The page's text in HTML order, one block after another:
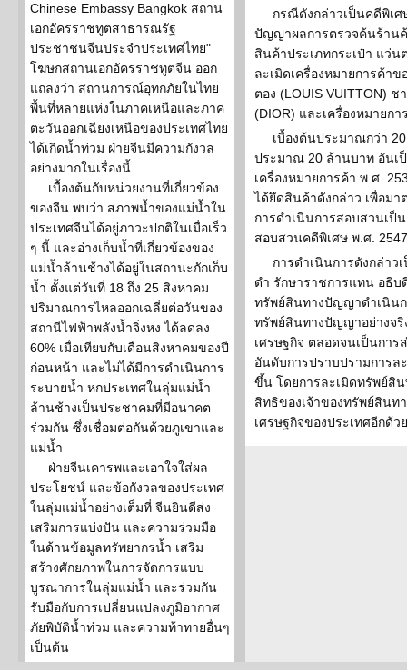
Chinese Embassy Bangkok สถาน
เอกอัครราชทูตสาธารณรัฐ
ประชาชนจีนประจำประเทศไทย"
โฆษกสถานเอกอัครราชทูตจีน ออก
แถลงว่า สถานการณ์อุทกภัยในไทย
พื้นที่หลายแห่งในภาคเหนือและภาค
ตะวันออกเฉียงเหนือของประเทศไทย
ได้เกิดน้ำท่วม ฝ่ายจีนมีความกังวล
อย่างมากในเรื่องนี้
เบื้องต้นกับหน่วยงานที่เกี่ยวข้อง
ของจีน พบว่า สภาพน้ำของแม่น้ำใน
ประเทศจีนได้อยู่ภาวะปกติในเมื่อเร็ว
ๆ นี้ และอ่างเก็บน้ำที่เกี่ยวข้องของ
แม่น้ำล้านช้างได้อยู่ในสถานะกักเก็บ
น้ำ ตั้งแต่วันที่ 18 ถึง 25 สิงหาคม
ปริมาณการไหลออกเฉลี่ยต่อวันของ
สถานีไฟฟ้าพลังน้ำจิ่งหง ได้ลดลง
60% เมื่อเทียบกับเดือนสิงหาคมของปี
ก่อนหน้า และไม่ได้มีการดำเนินการ
ระบายน้ำ หกประเทศในลุ่มแม่น้ำ
ล้านช้างเป็นประชาคมที่มีอนาคต
ร่วมกัน ซึ่งเชื่อมต่อกันด้วยภูเขาและ
แม่น้ำ
ฝ่ายจีนเคารพและเอาใจใส่ผล
ประโยชน์ และข้อกังวลของประเทศ
ในลุ่มแม่น้ำอย่างเต็มที่ จีนยินดีส่ง
เสริมการแบ่งปัน และความร่วมมือ
ในด้านข้อมูลทรัพยากรน้ำ เสริม
สร้างศักยภาพในการจัดการแบบ
บูรณาการในลุ่มแม่น้ำ และร่วมกัน
รับมือกับการเปลี่ยนแปลงภูมิอากาศ
ภัยพิบัติน้ำท่วม และความท้าทายอื่นๆ
เป็นต้น
กรณีดังกล่าวเป็นคดีพิเ
ปัญญาผลการตรวจค้นร้าน
สินค้าประเภทกระเป๋า แว่
ละเมิดเครื่องหมายการค้า
ตอง (LOUIS VUITTON)
(DIOR) และเครื่องหมายกา
เบื้องต้นประมาณกว่า
ประมาณ 20 ล้านบาท อัน
เครื่องหมายการค้า พ.ศ.
ได้ยึดสินค้าดังกล่าว เพื่อม
การดำเนินการสอบสวนเ
สอบสวนคดีพิเศษ พ.ศ.
การดำเนินการดังกล่า
ดำ รักษาราชการแทน อธิบ
ทรัพย์สินทางปัญญาดำเนิน
ทรัพย์สินทางปัญญาอย่างจริ
เศรษฐกิจ ตลอดจนเป็นการ
อันดับการปราบปรามการ
ขึ้น โดยการละเมิดทรัพย์สิ
สิทธิของเจ้าของทรัพย์สินท
เศรษฐกิจของประเทศอีกด้วย